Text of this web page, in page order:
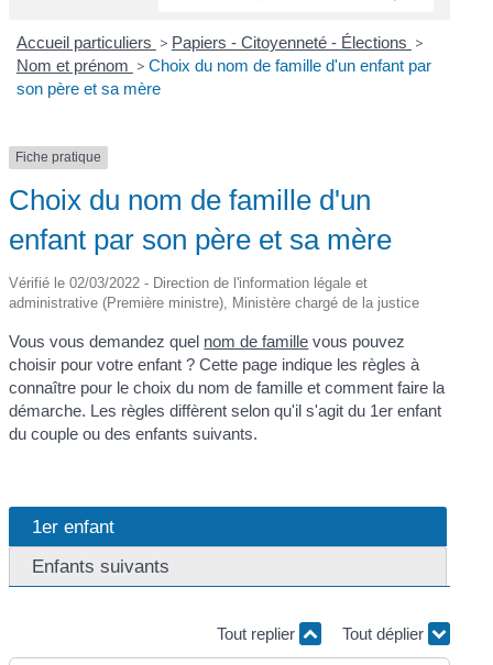
Accueil particuliers > Papiers - Citoyenneté - Élections >
Nom et prénom > Choix du nom de famille d'un enfant par
son père et sa mère
Fiche pratique
Choix du nom de famille d'un
enfant par son père et sa mère
Vérifié le 02/03/2022 - Direction de l'information légale et
administrative (Première ministre), Ministère chargé de la justice
Vous vous demandez quel nom de famille vous pouvez
choisir pour votre enfant ? Cette page indique les règles à
connaître pour le choix du nom de famille et comment faire la
démarche. Les règles diffèrent selon qu'il s'agit du 1er enfant
du couple ou des enfants suivants.
1er enfant
Enfants suivants
Tout replier Tout déplier